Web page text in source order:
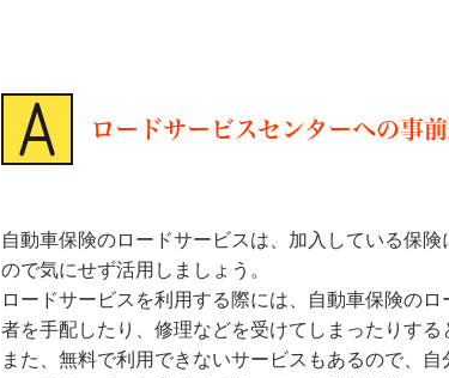
ロードサービスセンターへの事
自動車保険のロードサービスは、加入している保
ので気にせず活用しましょう。
ロードサービスを利用する際には、自動車保険の
者を手配したり、修理などを受けてしまったりする
また、無料で利用できないサービスもあるので、